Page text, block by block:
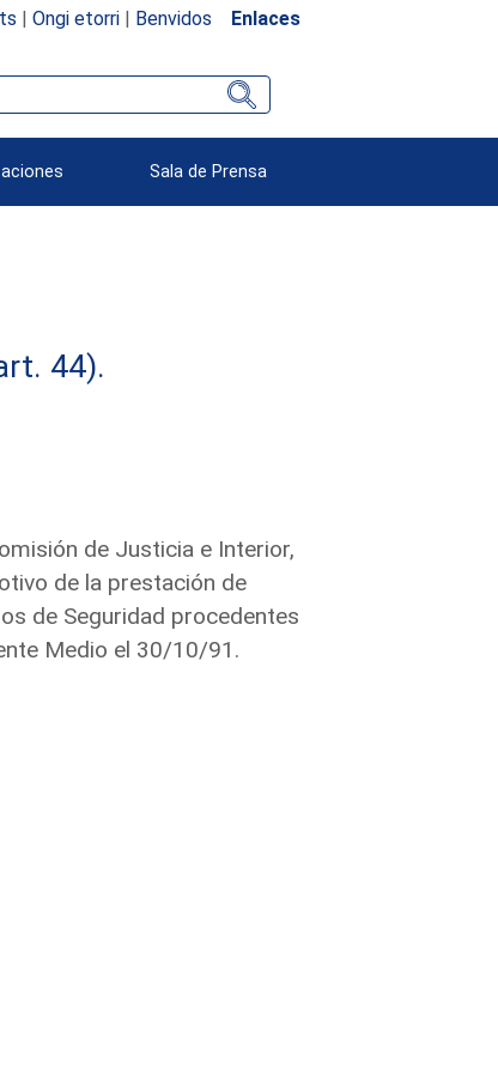
| Ongi etorri| Benvidos Enlaces
Sala de Prensa
44).
de Justicia e Interior,
de la prestación de
de Seguridad procedentes
Medio el 30/10/91.